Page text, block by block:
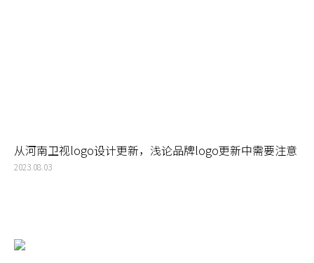
从河南卫视logo设计更新，浅论品牌logo更新中需要注意
的问题
2023.08.03